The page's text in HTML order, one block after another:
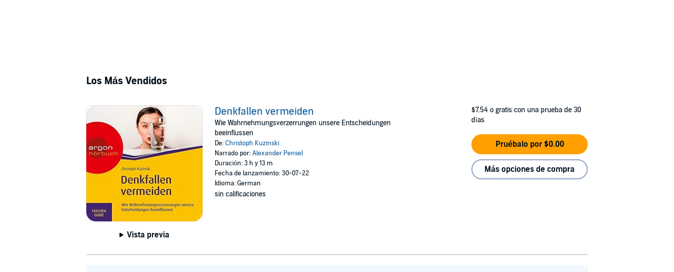
Los Más Vendidos
Vista previa
Denkfallen vermeiden
Wie Wahrnehmungsverzerrungen unsere Entscheidungen
beeinflussen
De:Christoph Kuzinski
Narrado por:Alexander Pensel
Duración: 3 h y 13 m
Fecha de lanzamiento: 30-07-22
Idioma: German
sin calificaciones
$7.54 o gratis con una prueba de 30
días
Pruébalo por $0.00
Más opciones de compra